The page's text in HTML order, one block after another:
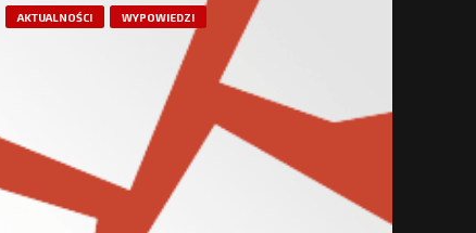
AKTUALNOŚCI WYPOWIEDZI